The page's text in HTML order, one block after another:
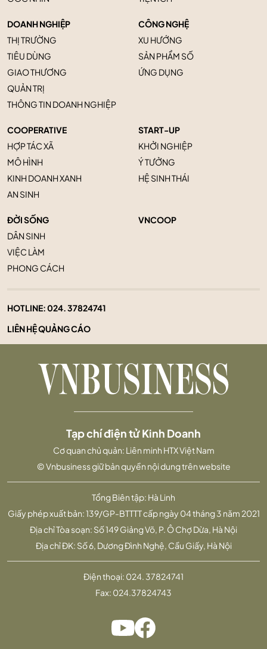
DOANH NGHIỆP
THỊ TRƯỜNG
TIÊU DÙNG
GIAO THƯƠNG
QUẢN TRỊ
THÔNG TIN DOANH NGHIỆP
CÔNG NGHỆ
XU HƯỚNG
SẢN PHẨM SỐ
ỨNG DỤNG
COOPERATIVE
HỢP TÁC XÃ
MÔ HÌNH
KINH DOANH XANH
AN SINH
START-UP
KHỞI NGHIỆP
Ý TƯỞNG
HỆ SINH THÁI
ĐỜI SỐNG
DÂN SINH
VIỆC LÀM
PHONG CÁCH
VNCOOP
HOTLINE:024. 37824741
LIÊN HỆ QUẢNG CÁO
Tổng Biên tập: Hà Linh
Giấy phép xuất bản: 139/GP-BTTTT cấp ngày 04 tháng 3 năm 2021
Địa chỉ Tòa soạn: Số 149 Giảng Võ, P. Ô Chợ Dừa, Hà Nội
Địa chỉ ĐK: Số 6, Dương Đình Nghệ, Cầu Giấy, Hà Nội
Tạp chí điện tử Kinh Doanh
Cơ quan chủ quản: Liên minh HTX Việt Nam
© Vnbusiness giữ bản quyền nội dung trên website
Điện thoại: 024. 37824741
Fax: 024.37824743